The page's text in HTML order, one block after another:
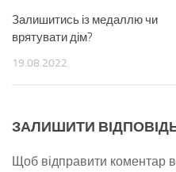
Залишитись із медаллю чи
врятувати дім?
19.08.2022
ЗАЛИШИТИ
Щоб відправити коментар